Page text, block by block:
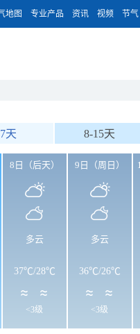
地图 专业产品 资讯 视频 节气
7天 8-15天
8日（后天）
多云
37℃/28℃
<3级
9日（周日）
多云
36℃/26℃
<3级